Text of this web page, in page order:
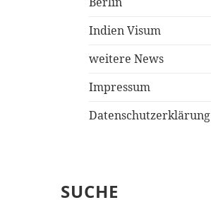
Indien Visum
weitere News
Impressum
Datenschutzerklärung
SUCHE